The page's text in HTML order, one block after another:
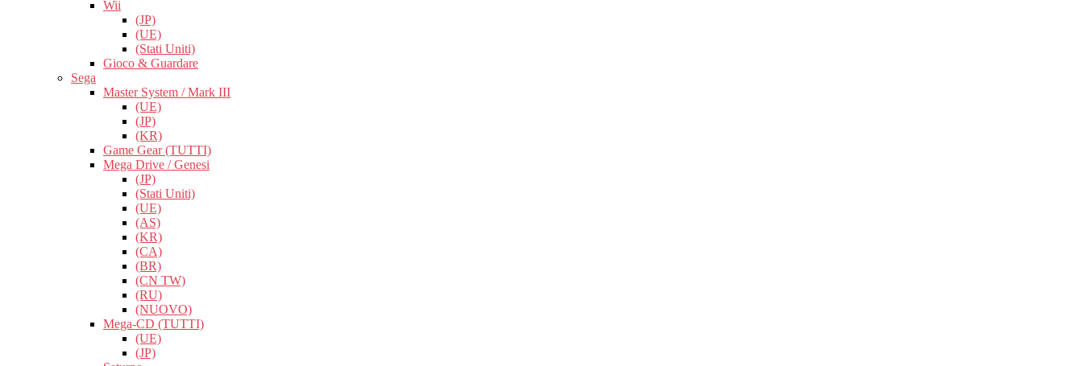
Wii
(JP)
(UE)
(Stati Uniti)
Gioco & Guardare
Sega
Master System / Mark III
(UE)
(JP)
(KR)
Game Gear (TUTTI)
Mega Drive / Genesi
(JP)
(Stati Uniti)
(UE)
(AS)
(KR)
(CA)
(BR)
(CN TW)
(RU)
(NUOVO)
Mega-CD (TUTTI)
(UE)
(JP)